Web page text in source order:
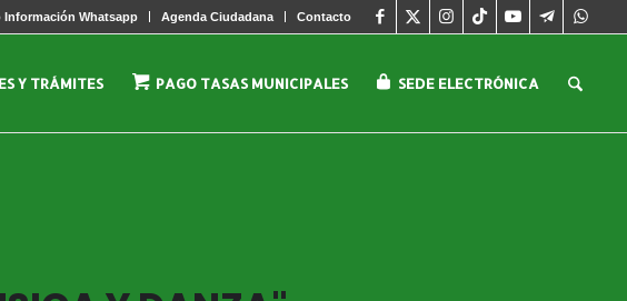
Información Whatsapp Agenda Ciudadana Contacto
Y TRÁMITES PAGO TASAS MUNICIPALES SEDE ELECTRÓNICA